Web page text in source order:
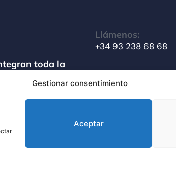
Gestionar consentimiento
Aceptar
toda la
Llámenos:
+34 93 238 68 68
info@techsolids.com
de DatosPolítica de CookiesAviso legal